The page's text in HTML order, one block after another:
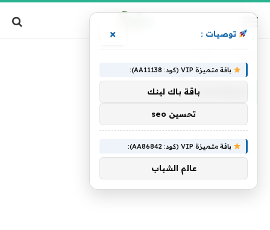
ZOMBIE
توصيات : ×
باقة متميزة VIP (كود: AA11138):
باقة باك لينك
تحسين seo
باقة متميزة VIP (كود: AA86842):
عالم الشباب